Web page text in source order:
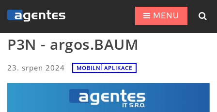
MENU
P3N - argos.BAUM
23. srpen 2024 MOBILNÍ APLIKACE